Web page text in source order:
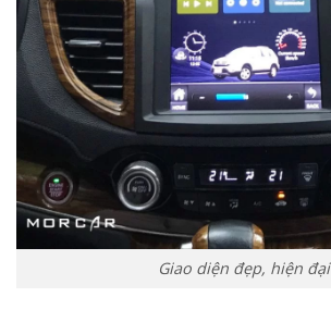
Giao diện đẹp, hiện đại